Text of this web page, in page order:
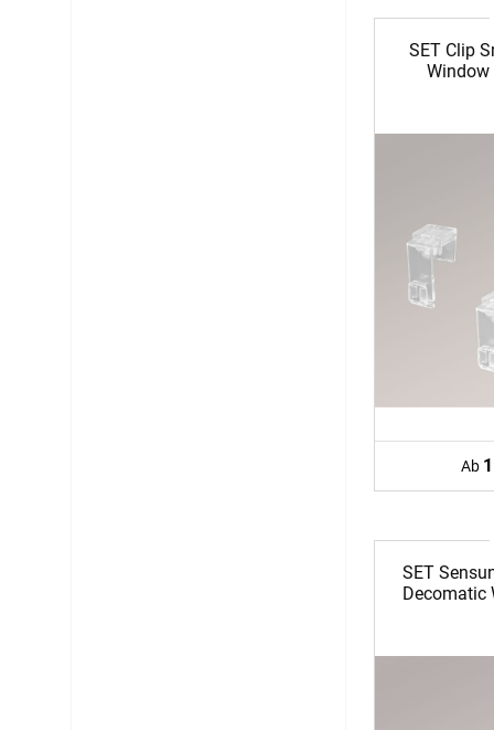
SET Clip
Window
Ab
SET
Decomatic